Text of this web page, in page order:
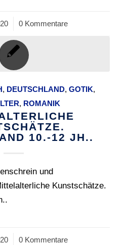
0 Kommentare
, DEUTSCHLAND,GOTIK,
, ROMANIK
10.-12 JH..
und
Kunstschätze.
0 Kommentare